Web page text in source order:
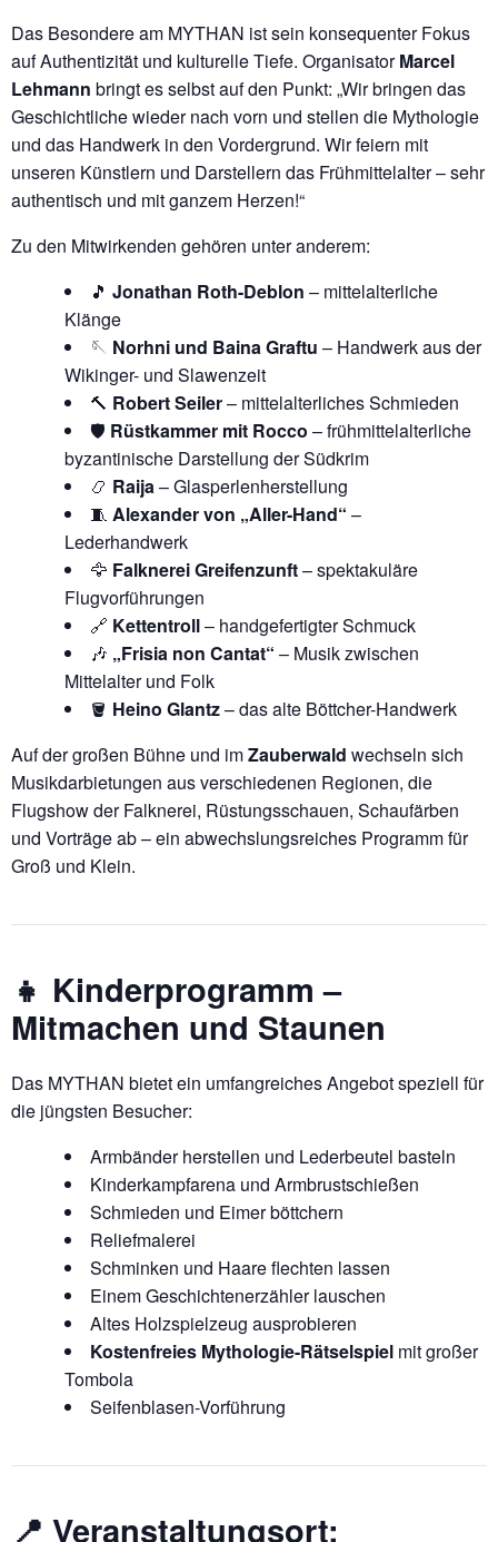
Das Besondere am MYTHAN ist sein konsequenter Fokus
auf Authentizität und kulturelle Tiefe. OrganisatorMarcel
Lehmann bringt es selbst auf den Punkt: „Wir bringen das
Geschichtliche wieder nach vorn und stellen die Mythologie
und das Handwerk in den Vordergrund. Wir feiern mit
unseren Künstlern und Darstellern das Frühmittelalter – sehr
authentisch und mit ganzem Herzen!“
Zu den Mitwirkenden gehören unter anderem:
🎵 Jonathan Roth-Deblon – mittelalterliche
Klänge
🪡 Norhni und Baina Graftu – Handwerk aus der
Wikinger- und Slawenzeit
🔨 Robert Seiler– mittelalterliches Schmieden
🛡️ Rüstkammer mit Rocco – frühmittelalterliche
byzantinische Darstellung der Südkrim
📿 Raija – Glasperlenherstellung
🧵 Alexander von „Aller-Hand“ –
Lederhandwerk
🦅 Falknerei Greifenzunft– spektakuläre
Flugvorführungen
🔗 Kettentroll– handgefertigter Schmuck
🎶 „Frisia non Cantat“ – Musik zwischen
Mittelalter und Folk
🪣 Heino Glantz– das alte Böttcher-Handwerk
Auf der großen Bühne und imZauberwald wechseln sich
Musikdarbietungen aus verschiedenen Regionen, die
Flugshow der Falknerei, Rüstungsschauen, Schaufärben
und Vorträge ab – ein abwechslungsreiches Programm für
Groß und Klein.
👧 Kinderprogramm –
Mitmachen und Staunen
Das MYTHAN bietet ein umfangreiches Angebot speziell für
die jüngsten Besucher:
Armbänder herstellen und Lederbeutel basteln
Kinderkampfarena und Armbrustschießen
Schmieden und Eimer böttchern
Reliefmalerei
Schminken und Haare flechten lassen
Einem Geschichtenerzähler lauschen
Altes Holzspielzeug ausprobieren
Kostenfreies Mythologie-Rätselspiel mit großer
Tombola
Seifenblasen-Vorführung
📍 Veranstaltungsort: